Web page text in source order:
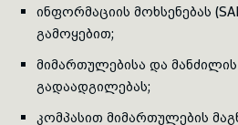
ინფორმაციის მოხსენებას
გამოყებით;
მიმართულებისა და
გადაადგილებას;
კომპასით მიმართულების